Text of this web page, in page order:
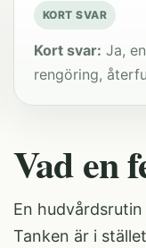
KORT SVAR
Kort svar: Ja,
rengöring,
Vad en
En
Tanken är i